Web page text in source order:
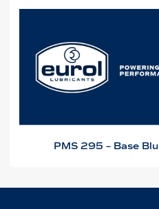
PMS 295 – Base Blu